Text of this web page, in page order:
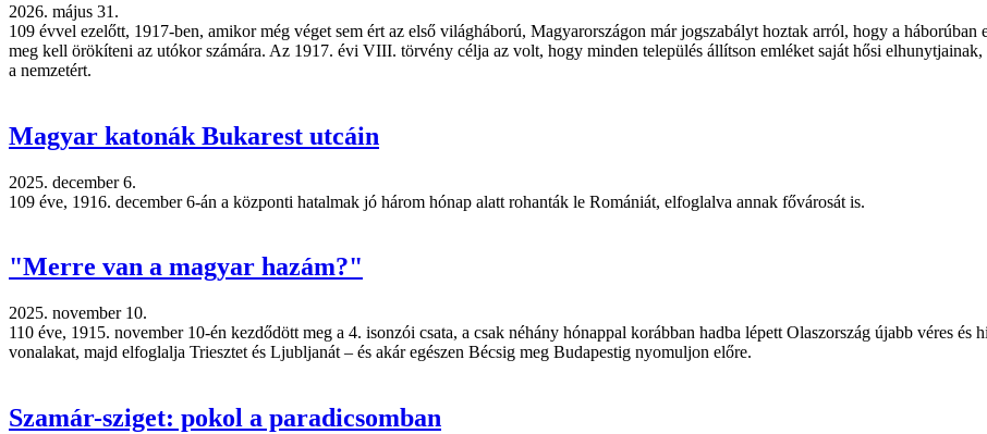
2026. május 31.
109 évvel ezelőtt, 1917-ben, amikor még véget sem ért az első világháború, Magyarországon már jogszabályt hoztak arról, hogy a
meg kell örökíteni az utókor számára. Az 1917. évi VIII. törvény célja az volt, hogy minden település állítson emléket saját hősi
a nemzetért.
Magyar katonák Bukarest utcáin
2025. december 6.
109 éve, 1916. december 6-án a központi hatalmak jó három hónap alatt rohanták le Romániát, elfoglalva annak fővárosát is.
"Merre van a magyar hazám?"
2025. november 10.
110 éve, 1915. november 10-én kezdődött meg a 4. isonzói csata, a csak néhány hónappal korábban hadba lépett Olaszország újabb véres
vonalakat, majd elfoglalja Triesztet és Ljubljanát – és akár egészen Bécsig meg Budapestig nyomuljon előre.
Szamár-sziget: pokol a paradicsomban